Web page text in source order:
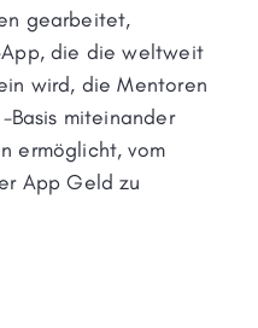
gearbeitet,
die die weltweit
wird, die Mentoren
Basis miteinander
ermöglicht, vom
App Geld zu